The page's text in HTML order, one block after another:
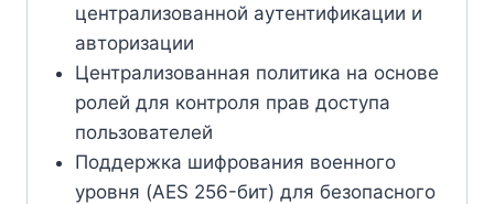
централизованной аутентификации и
авторизации
Централизованная политика на основе
ролей для контроля прав доступа
пользователей
Поддержка шифрования военного
уровня (AES 256-бит) для безопасного